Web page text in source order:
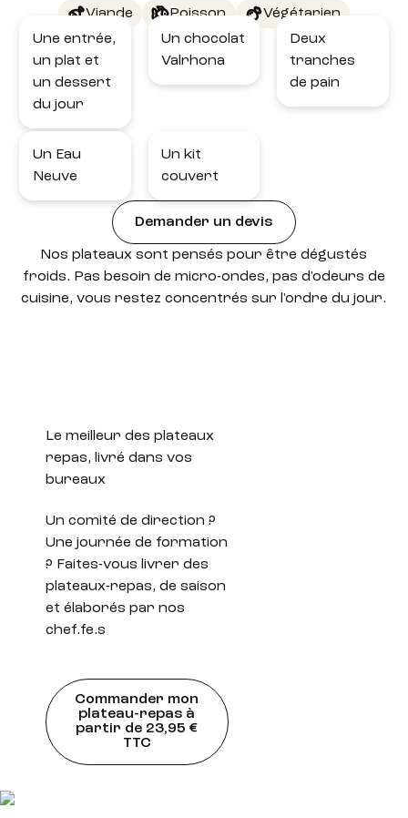
Viande Poisson
Végétarien
Une entrée,
un plat et
un dessert
du jour
Un chocolat
Valrhona
Deux
tranches
de pain
Un Eau
Neuve
Un kit
couvert
Demander un devis
Nos plateaux sont pensés pour être dégustés
froids. Pas besoin de micro-ondes, pas d'odeurs de
cuisine, vous restez concentrés sur l'ordre du jour.
Le meilleur des plateaux
repas, livré dans vos
bureaux
Un comité de direction ?
Une journée de formation
? Faites-vous livrer des
plateaux-repas, de saison
et élaborés par nos
chef.fe.s
Commander mon
plateau-repas à
partir de 23,95 €
TTC